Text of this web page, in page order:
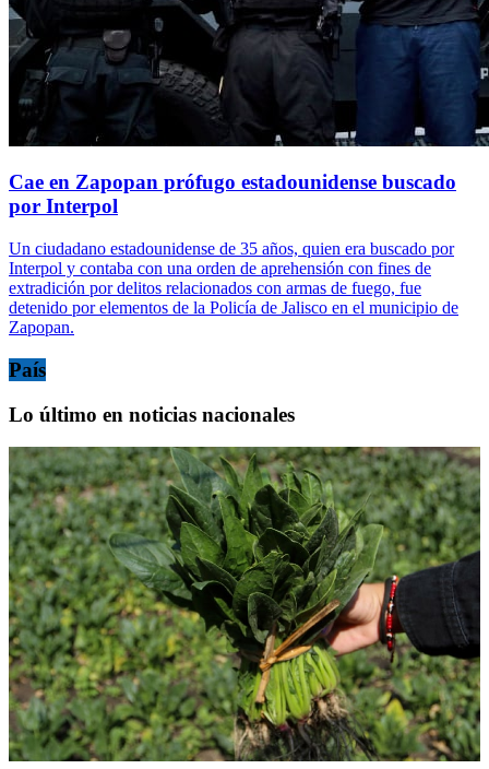
Cae en Zapopan prófugo estadounidense buscado
por Interpol
Un ciudadano estadounidense de 35 años, quien era buscado por
Interpol y contaba con una orden de aprehensión con fines de
extradición por delitos relacionados con armas de fuego, fue
detenido por elementos de la Policía de Jalisco en el municipio de
Zapopan.
País
Lo último en noticias nacionales